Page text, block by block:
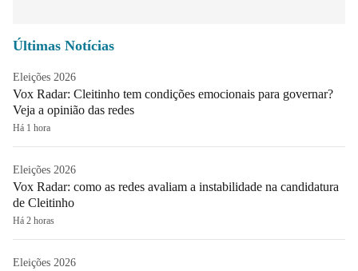
Últimas Notícias
Eleições 2026
Vox Radar: Cleitinho tem condições emocionais para governar?
Veja a opinião das redes
Há 1 hora
Eleições 2026
Vox Radar: como as redes avaliam a instabilidade na candidatura
de Cleitinho
Há 2 horas
Eleições 2026